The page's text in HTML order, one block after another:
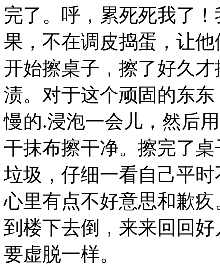
完了。呼，累死死我了
果，不在调皮捣蛋，让
开始擦桌子，擦了好久
渍。对于这个顽固的东
慢的.浸泡一会儿，然后
干抹布擦干净。擦完了
垃圾，仔细一看自己平
心里有点不好意思和歉
到楼下去倒，来来回回
要虚脱一样。